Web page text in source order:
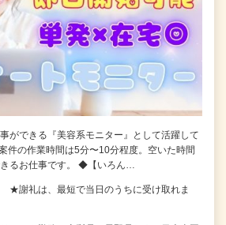
ができる『美容系モニター』として活躍して
件の作業時間は5分〜10分程度。空いた時間
るお仕事です。 ◆【いろん…
★謝礼は、最短で当日のうちに受け取れま